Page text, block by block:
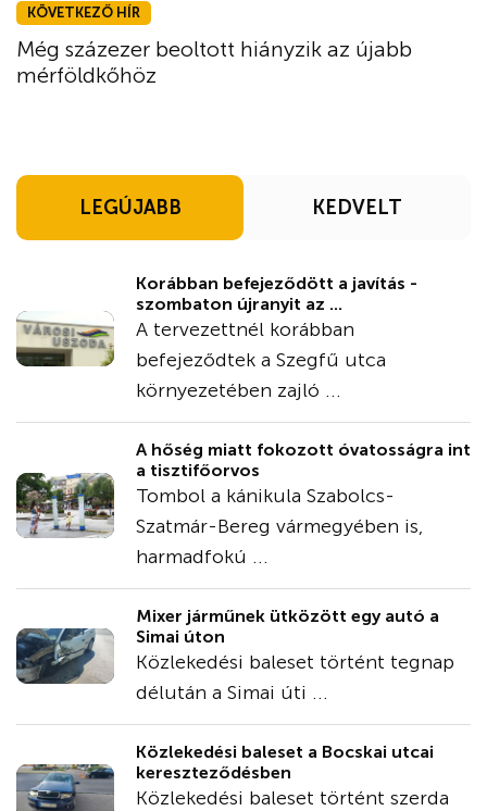
KÖVETKEZŐ HÍR
Még százezer beoltott hiányzik az újabb
mérföldkőhöz
LEGÚJABB KEDVELT
Korábban befejeződött a javítás -
szombaton újranyit az ...
A tervezettnél korábban
befejeződtek a Szegfű utca
környezetében zajló ...
A hőség miatt fokozott óvatosságra int
a tisztifőorvos
Tombol a kánikula Szabolcs-
Szatmár-Bereg vármegyében is,
harmadfokú ...
Mixer járműnek ütközött egy autó a
Simai úton
Közlekedési baleset történt tegnap
délután a Simai úti ...
Közlekedési baleset a Bocskai utcai
kereszteződésben
Közlekedési baleset történt szerda